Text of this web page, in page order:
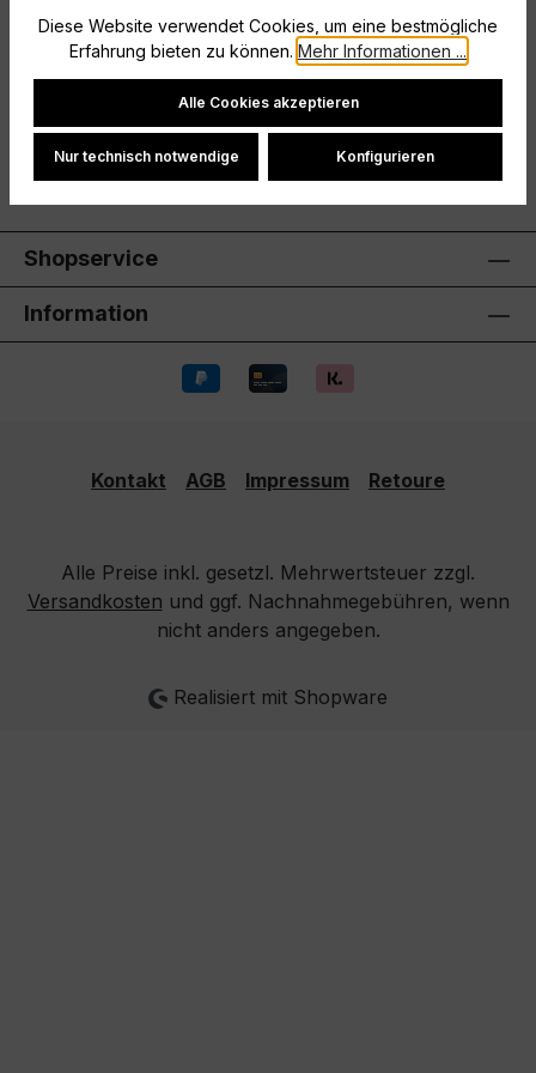
Größe: 116
Hersteller
Bewertungen
Shopservice
Information
Kontakt AGB Impressum Retoure
Alle Preise inkl. gesetzl. Mehrwertsteuer zzgl.
Versandkosten und ggf. Nachnahmegebühren, wenn
nicht anders angegeben.
Realisiert mit Shopware
Diese Website verwendet Cookies, um eine bestmögliche
Erfahrung bieten zu können. Mehr Informationen ...
Cookie-Einstellungen
Alle Cookies akzeptieren
Nur technisch notwendige Konfigurieren